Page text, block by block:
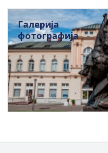
Галерија
фотографија